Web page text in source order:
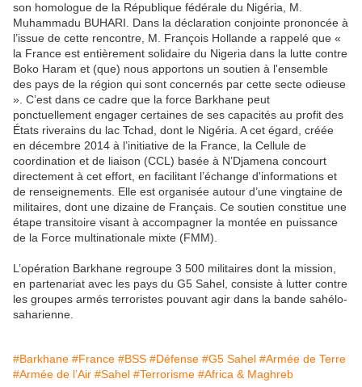
son homologue de la République fédérale du Nigéria, M.
Muhammadu BUHARI. Dans la déclaration conjointe prononcée à
l’issue de cette rencontre, M. François Hollande a rappelé que «
la France est entièrement solidaire du Nigeria dans la lutte contre
Boko Haram et (que) nous apportons un soutien à l'ensemble
des pays de la région qui sont concernés par cette secte odieuse
». C’est dans ce cadre que la force Barkhane peut
ponctuellement engager certaines de ses capacités au profit des
États riverains du lac Tchad, dont le Nigéria. A cet égard, créée
en décembre 2014 à l’initiative de la France, la Cellule de
coordination et de liaison (CCL) basée à N’Djamena concourt
directement à cet effort, en facilitant l’échange d'informations et
de renseignements. Elle est organisée autour d’une vingtaine de
militaires, dont une dizaine de Français. Ce soutien constitue une
étape transitoire visant à accompagner la montée en puissance
de la Force multinationale mixte (FMM).
L’opération Barkhane regroupe 3 500 militaires dont la mission,
en partenariat avec les pays du G5 Sahel, consiste à lutter contre
les groupes armés terroristes pouvant agir dans la bande sahélo-
saharienne.
#Barkhane #France #BSS #Défense #G5 Sahel #Armée de Terre
#Armée de l’Air #Sahel #Terrorisme #Africa & Maghreb